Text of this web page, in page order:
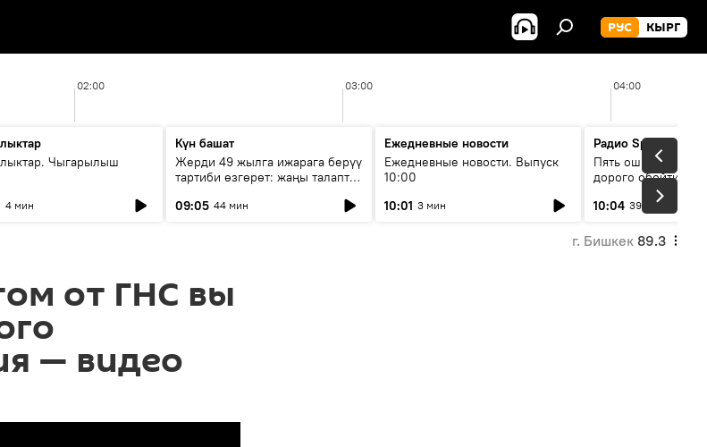
РУС КЫРГ
02:00 03:00 04:00
Чыгарылыш
4 мин
Күн башат
Жерди 49 жылга ижарага берүү
тартиби өзгөрөт: жаңы талаптар
09:05 44 мин
Ежедневные новости
Ежедневные новости. Выпуск
10:00
10:01 3 мин
Радио Sputnik
Пять ошибок
дорого обойтись
10:04 39 мин
г. Бишкек 89.3
от ГНС вы
— видео